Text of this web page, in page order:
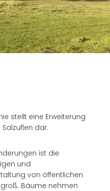
stellt eine Erweiterung
dar.
ist die
und
von öffentlichen
Bäume nehmen